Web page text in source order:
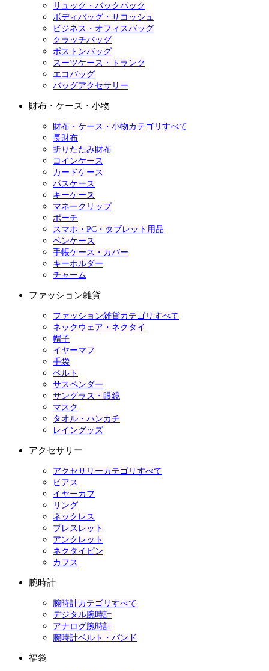
リュック・バックパック
ボディバッグ・サコッシュ
ビジネス・オフィスバッグ
クラッチバッグ
ボストンバッグ
スーツケース・トランク
エコバッグ
バッグアクセサリー
財布・ケース・小物
財布・ケース・小物カテゴリすべて
長財布
折りたたみ財布
コインケース
カードケース
パスケース
キーケース
マネークリップ
ポーチ
スマホ・PC・タブレット用品
ペンケース
手帳ケース・カバー
キーホルダー
チャーム
ファッション雑貨
ファッション雑貨カテゴリすべて
ネックウェア・ネクタイ
帽子
イヤーマフ
手袋
ベルト
サスペンダー
サングラス・眼鏡
マスク
タオル・ハンカチ
レイングッズ
アクセサリー
アクセサリーカテゴリすべて
ピアス
イヤーカフ
リング
ネックレス
ブレスレット
アンクレット
ネクタイピン
カフス
腕時計
腕時計カテゴリすべて
デジタル腕時計
アナログ腕時計
腕時計ベルト・バンド
福袋